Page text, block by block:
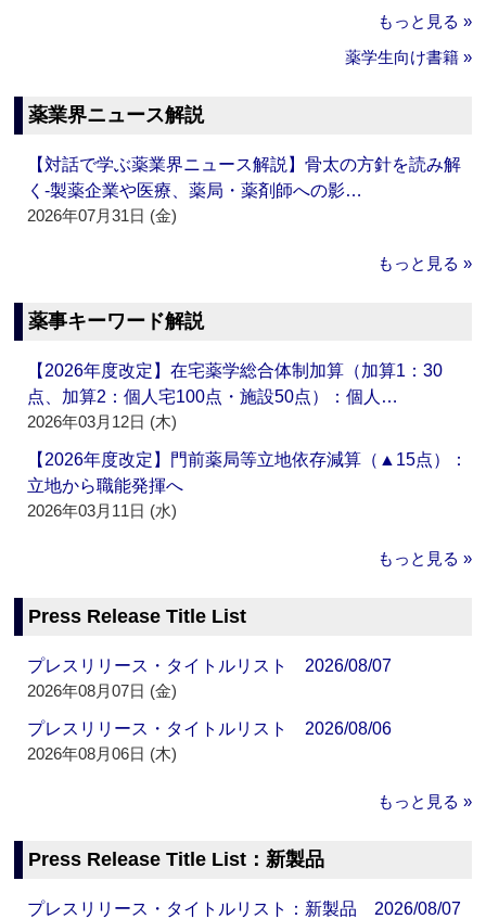
もっと見る »
薬学生向け書籍 »
薬業界ニュース解説
【対話で学ぶ薬業界ニュース解説】骨太の方針を読み解
く‐製薬企業や医療、薬局・薬剤師への影…
2026年07月31日 (金)
もっと見る »
薬事キーワード解説
【2026年度改定】在宅薬学総合体制加算（加算1：30
点、加算2：個人宅100点・施設50点）：個人…
2026年03月12日 (木)
【2026年度改定】門前薬局等立地依存減算（▲15点）：
立地から職能発揮へ
2026年03月11日 (水)
もっと見る »
Press Release Title List
プレスリリース・タイトルリスト 2026/08/07
2026年08月07日 (金)
プレスリリース・タイトルリスト 2026/08/06
2026年08月06日 (木)
もっと見る »
Press Release Title List：新製品
プレスリリース・タイトルリスト：新製品 2026/08/07